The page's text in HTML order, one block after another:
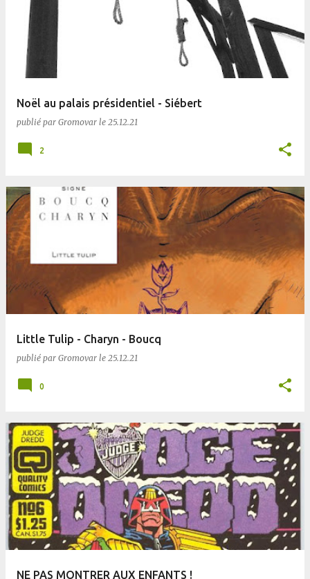
Noël au palais présidentiel - Siébert
publié par Gromovar le 25.12.21
2
Little Tulip - Charyn - Boucq
publié par Gromovar le 25.12.21
0
NE PAS MONTRER AUX ENFANTS !